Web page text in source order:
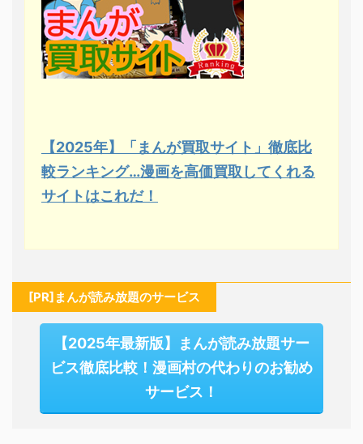
【2025年】「まんが買取サイト」徹底比
較ランキング…漫画を高価買取してくれる
サイトはこれだ！
[PR]まんが読み放題のサービス
【2025年最新版】まんが読み放題サー
ビス徹底比較！漫画村の代わりのお勧め
サービス！